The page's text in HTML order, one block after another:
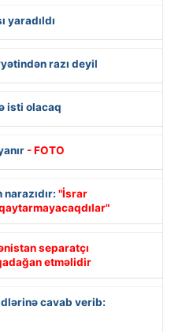
yaradıldı
razı deyil
isti olacaq
- FOTO
"İsrar
separatçı
etməlidir
cavab verib: